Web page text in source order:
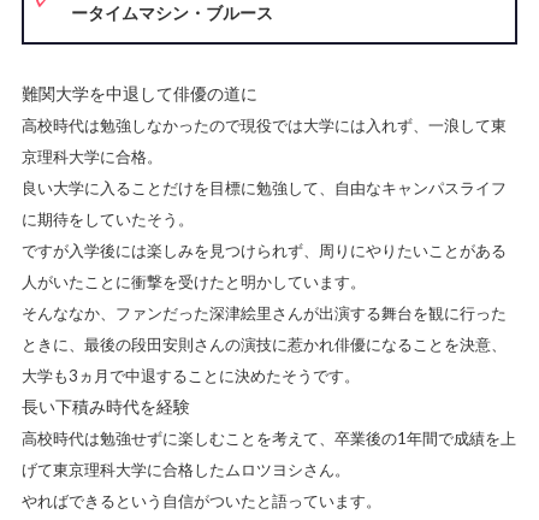
ータイムマシン・ブルース
難関大学を中退して俳優の道に
高校時代は勉強しなかったので現役では大学には入れず、一浪して東
京理科大学に合格。
良い大学に入ることだけを目標に勉強して、自由なキャンパスライフ
に期待をしていたそう。
ですが入学後には楽しみを見つけられず、周りにやりたいことがある
人がいたことに衝撃を受けたと明かしています。
そんななか、ファンだった深津絵里さんが出演する舞台を観に行った
ときに、最後の段田安則さんの演技に惹かれ俳優になることを決意、
大学も3ヵ月で中退することに決めたそうです。
長い下積み時代を経験
高校時代は勉強せずに楽しむことを考えて、卒業後の1年間で成績を上
げて東京理科大学に合格したムロツヨシさん。
やればできるという自信がついたと語っています。